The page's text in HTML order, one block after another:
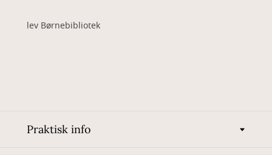
lev Børnebibliotek
Praktisk info